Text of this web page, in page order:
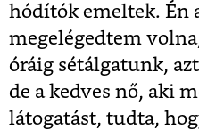
hódítók emeltek. Én
megelégedtem
óráig sétálgatunk,
de a kedves nő, aki
látogatást, tudta,